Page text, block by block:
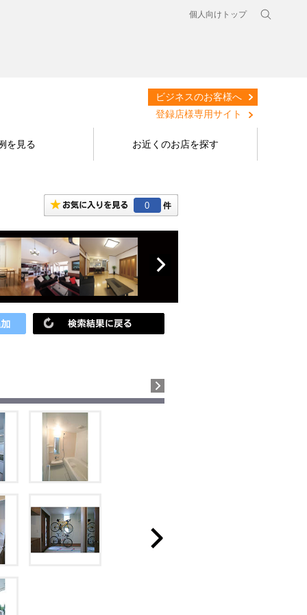
個人向けトップ
ビジネスのお客様へ
登録店様専用サイト
を見る お近くのお店を探す
0